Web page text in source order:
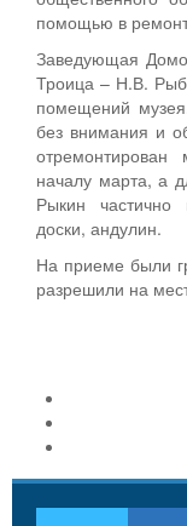
помощью в
Заведующая
Троица – Н.В.
помещений
без внимания и
началу марта, а
Рыкин частично
доски, андулин.
На приеме были
разрешили на